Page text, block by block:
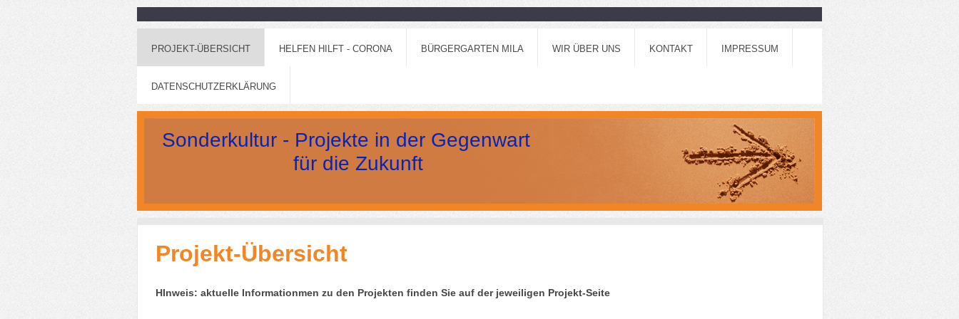
PROJEKT-ÜBERSICHT HELFEN HILFT - CORONA BÜRGERGARTEN MILA WIR ÜBER UNS KONTAKT IMPRESSUM
DATENSCHUTZERKLÄRUNG
Sonderkultur - Projekte in der Gegenwart
für die Zukunft
Projekt-Übersicht
HInweis: aktuelle Informationmen zu den Projekten finden Sie auf der jeweiligen Projekt-Seite